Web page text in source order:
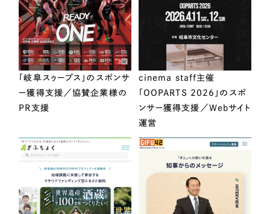
「岐阜スゥープス」のスポンサ
ー獲得支援／協賛企業様の
PR支援
cinema staff主催
「OOPARTS 2026」のスポ
ンサー獲得支援／Webサイト
運営